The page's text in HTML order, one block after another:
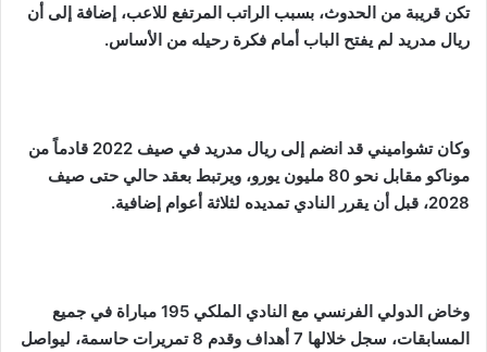
تكن قريبة من الحدوث، بسبب الراتب المرتفع للاعب، إضافة إلى أن
ريال مدريد لم يفتح الباب أمام فكرة رحيله من الأساس.
وكان تشواميني قد انضم إلى ريال مدريد في صيف 2022 قادماً من
موناكو مقابل نحو 80 مليون يورو، ويرتبط بعقد حالي حتى صيف
2028، قبل أن يقرر النادي تمديده لثلاثة أعوام إضافية.
وخاض الدولي الفرنسي مع النادي الملكي 195 مباراة في جميع
المسابقات، سجل خلالها 7 أهداف وقدم 8 تمريرات حاسمة، ليواصل